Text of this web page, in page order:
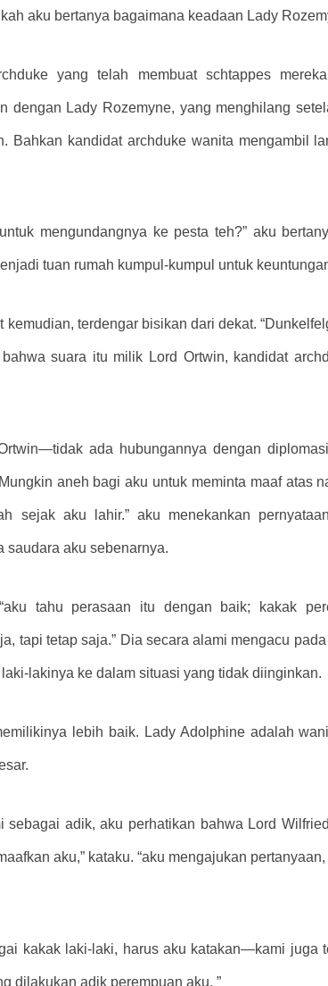
aku bertanya bagaimana keadaan Lady
yang telah membuat schtappes
dengan Lady Rozemyne, yang menghilang
Bahkan kandidat archduke wanita mengambil
mengundangnya ke pesta teh?” aku
tuan rumah kumpul-kumpul untuk
kemudian, terdengar bisikan dari dekat.
suara itu milik Lord Ortwin, kandidat
ada hubungannya dengan
aneh bagi aku untuk meminta maaf atas
sejak aku lahir.” aku menekankan
saudara aku sebenarnya.
tahu perasaan itu dengan baik; kakak
tapi tetap saja.” Dia secara alami mengacu
lakinya ke dalam situasi yang tidak diinginkan.
lebih baik. Lady Adolphine adalah
sebagai adik, aku perhatikan bahwa Lord
aku,” kataku. “aku mengajukan
kakak laki-laki, harus aku katakan—kami
dilakukan adik perempuan aku. ”